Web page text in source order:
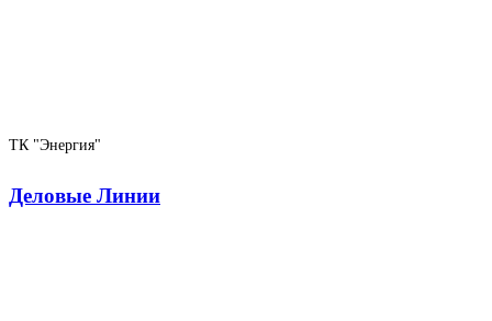
ТК "Энергия"
Деловые Линии